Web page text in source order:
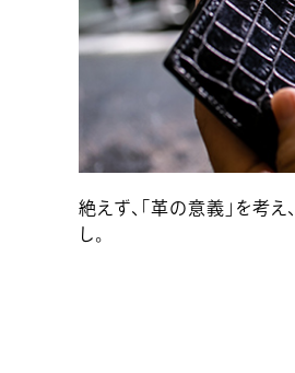
絶えず、「革の意義」を考
し。